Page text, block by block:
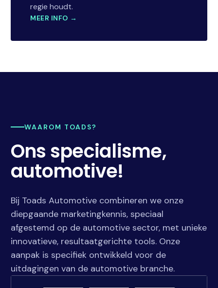
regie houdt.
MEER INFO →
WAAROM TOADS?
Ons specialisme,
automotive!
Bij Toads Automotive combineren we onze
diepgaande marketingkennis, speciaal
afgestemd op de automotive sector, met unieke
innovatieve, resultaatgerichte tools. Onze
aanpak is specifiek ontwikkeld voor de
uitdagingen van de automotive branche.